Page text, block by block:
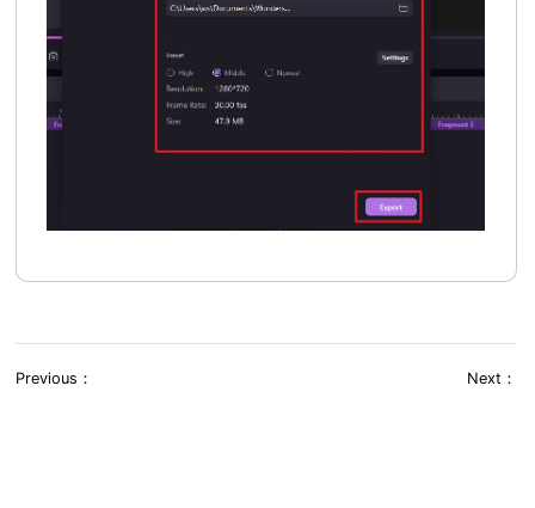
Previous： Next：